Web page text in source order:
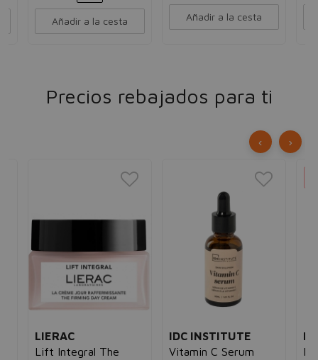
Añadir a la cesta Añadir a la cesta
Precios rebajados para ti
LIERAC
Lift Integral The
IDC INSTITUTE
Vitamin C Serum
‹ ›